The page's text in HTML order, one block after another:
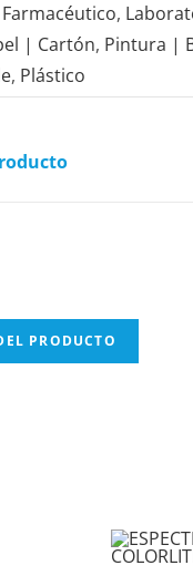
Farmacéutico,
| Cartón, Pintura |
, Plástico
PRODUCTO